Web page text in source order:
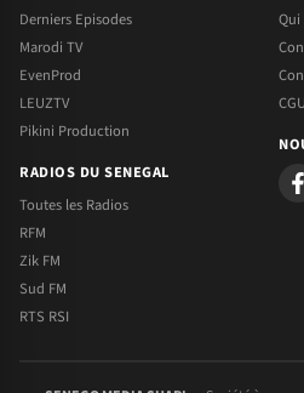
Derniers Episodes
Marodi TV
EvenProd
LEUZTV
Pikini Production
RADIOS DU SENEGAL
Toutes les Radios
RFM
Zik FM
Sud FM
RTS RSI
CGU